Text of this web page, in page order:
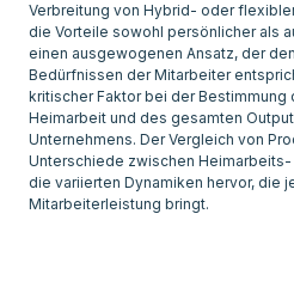
Verbreitung von Hybrid- oder
die Vorteile sowohl persönlicher als
einen ausgewogenen Ansatz, der
Bedürfnissen der Mitarbeiter
kritischer Faktor bei der
Heimarbeit und des gesamten
Unternehmens. Der Vergleich von
Unterschiede zwischen
die variierten Dynamiken hervor, die
Mitarbeiterleistung bringt.